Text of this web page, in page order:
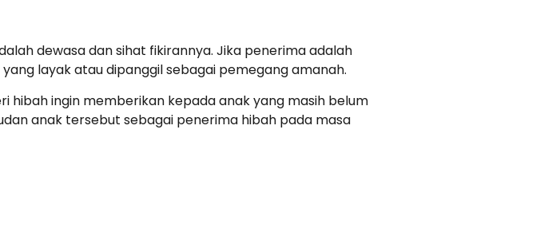
dewasa dan sihat fikirannya. Jika penerima adalah
layak atau dipanggil sebagai pemegang amanah.
hibah ingin memberikan kepada anak yang masih belum
anak tersebut sebagai penerima hibah pada masa